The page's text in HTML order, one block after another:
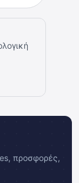
προσφορές,